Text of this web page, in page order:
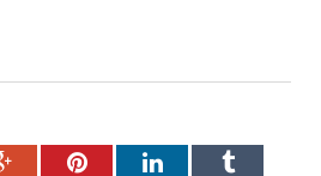
Google+PinterestLinkedInTumblr